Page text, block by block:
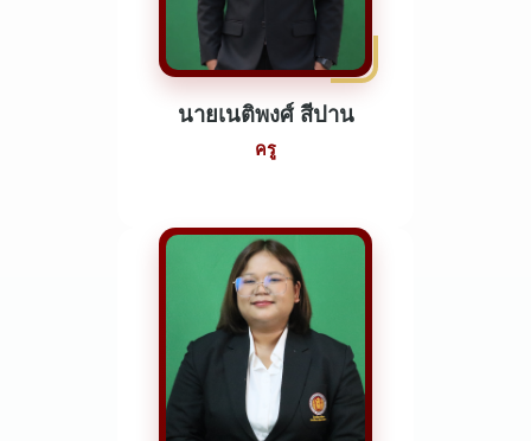
นายเนติพงศ์ สีปาน
ครู